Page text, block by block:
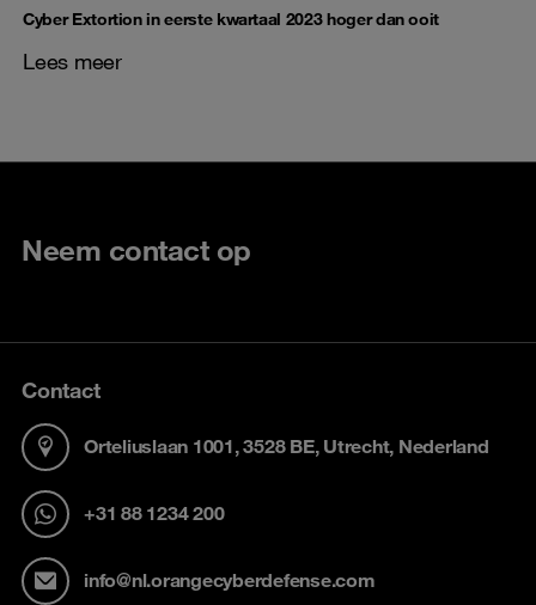
Cyber Extortion in eerste kwartaal 2023 hoger dan ooit
Lees meer
Neem contact op
Contact
Orteliuslaan 1001, 3528 BE, Utrecht, Nederland
+31 88 1234 200
info@nl.orangecyberdefense.com